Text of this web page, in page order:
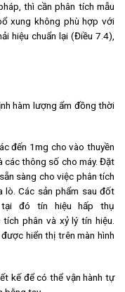
thì cần phân tích mẫu
xung không phù hợp với
hiệu chuẩn lại (Điều 7.4),
hàm lượng ẩm đồng thời
đến 1mg cho vào thuyền
các thông số cho máy. Đặt
sàng cho việc phân tích
Các sản phẩm sau đốt
đó tín hiệu hấp thụ
phân và xỷ lý tín hiệu.
hiển thị trên màn hình
kế để có thể vận hành tự